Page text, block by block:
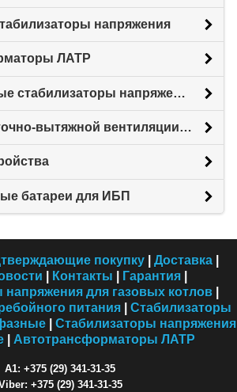
напряжения
ЛАТР
Промышленные стабилизаторы напряжения
Системы приточно-вытяжной вентиляции с рекуперацией тепловой энергии (Рекуператоры)
батареи для ИБП
покупку| Доставка|
Контакты Гарантия
для газовых котлов|
питания| Стабилизаторы
Стабилизаторы напряжения
Автотрансформаторы ЛАТР
A1: +375 (29) 341-31-35
+375 (29) 341-31-35